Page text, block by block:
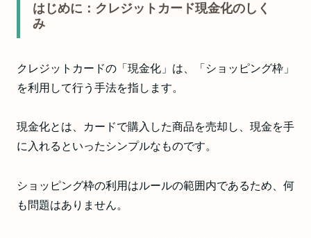
はじめに：クレジットカード現金化のしく
み
クレジットカードの「現金化」は、「ショッピング枠」
を利用して行う手法を指します。
現金化とは、カードで購入した商品を売却し、現金を手
に入れるといったシンプルなものです。
ショッピング枠の利用はルールの範囲内であるため、何
も問題はありません。